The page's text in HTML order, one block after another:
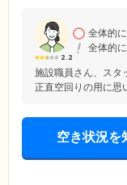
2.2
全体的
全体的
施設職員さん、スタ
正直空回りの用に思
空き状況を